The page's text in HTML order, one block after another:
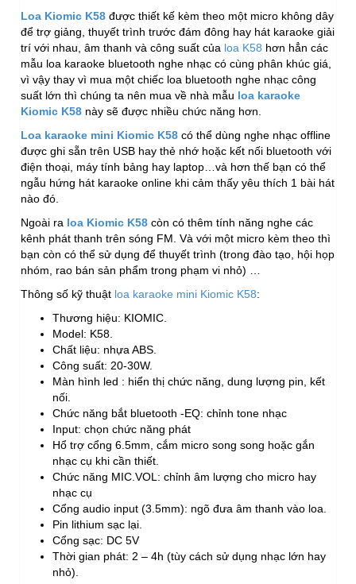
Loa Kiomic K58 được thiết kế kèm theo một micro không dây
để trợ giảng, thuyết trình trước đám đông hay hát karaoke giải
trí với nhau, âm thanh và công suất của loa K58 hơn hẳn các
mẫu loa karaoke bluetooth nghe nhạc có cùng phân khúc giá,
vì vậy thay vì mua một chiếc loa bluetooth nghe nhạc công
suất lớn thì chúng ta nên mua về nhà mẫu loa karaoke
Kiomic K58 này sẽ được nhiều chức năng hơn.
Loa karaoke mini Kiomic K58 có thể dùng nghe nhạc offline
được ghi sẵn trên USB hay thẻ nhớ hoặc kết nối bluetooth với
điện thoại, máy tính bảng hay laptop…và hơn thế bạn có thể
ngẫu hứng hát karaoke online khi cảm thấy yêu thích 1 bài hát
nào đó.
Ngoài ra loa Kiomic K58 còn có thêm tính năng nghe các
kênh phát thanh trên sóng FM. Và với một micro kèm theo thì
bạn còn có thể sử dụng để thuyết trình (trong đào tạo, hội họp
nhóm, rao bán sản phẩm trong phạm vi nhỏ) …
Thông số kỹ thuật loa karaoke mini Kiomic K58:
Thương hiệu: KIOMIC.
Model: K58.
Chất liệu: nhựa ABS.
Công suất: 20-30W.
Màn hình led : hiển thị chức năng, dung lượng pin, kết
nối.
Chức năng bắt bluetooth -EQ: chỉnh tone nhạc
Input: chọn chức năng phát
Hổ trợ cổng 6.5mm, cắm micro song song hoặc gắn
nhạc cụ khi cần thiết.
Chức năng MIC.VOL: chỉnh âm lượng cho micro hay
nhạc cụ
Cổng audio input (3.5mm): ngõ đưa âm thanh vào loa.
Pin lithium sạc lại.
Cổng sạc: DC 5V
Thời gian phát: 2 – 4h (tùy cách sử dụng nhạc lớn hay
nhỏ).